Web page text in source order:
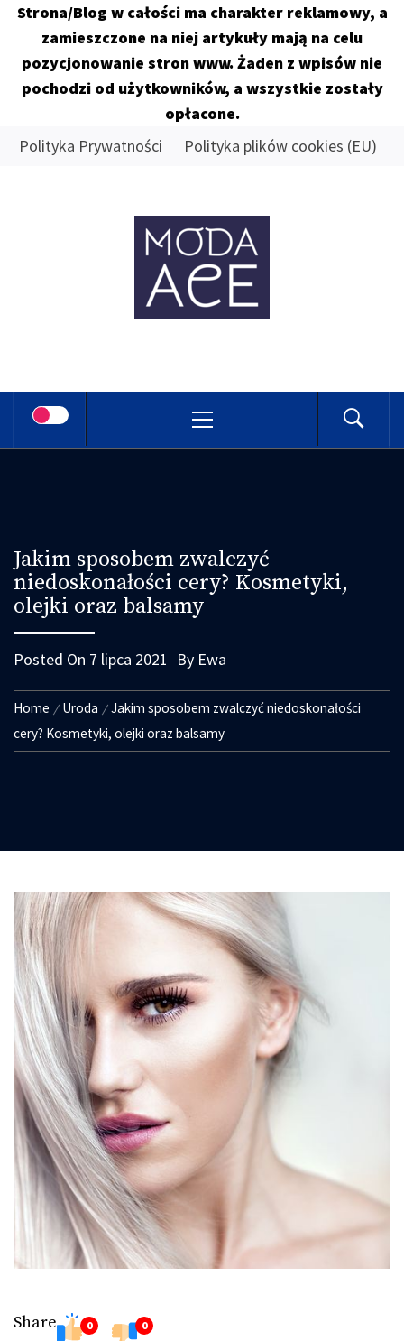
Strona/Blog w całości ma charakter reklamowy, a
zamieszczone na niej artykuły mają na celu
pozycjonowanie stron www. Żaden z wpisów nie
pochodzi od użytkowników, a wszystkie zostały
opłacone.
SkipPolityka Prywatności Polityka plików cookies (EU)
MODA
ACE
Menu
Jakim sposobem zwalczyć
niedoskonałości cery? Kosmetyki,
olejki oraz balsamy
Posted On 7 lipca 2021 By Ewa
Home Uroda
Jakim sposobem zwalczyć niedoskonałości
cery? Kosmetyki, olejki oraz balsamy
Share 0 0